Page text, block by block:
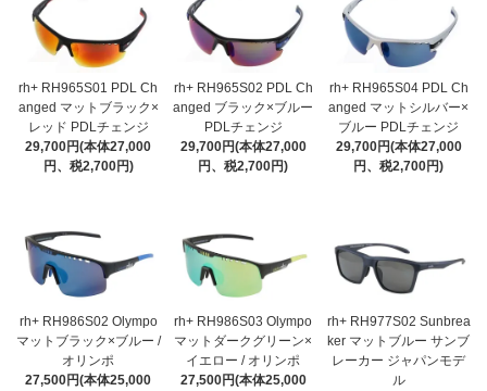
rh+ RH965S01 PDL Ch
anged マットブラック×
レッド PDLチェンジ
29,700円(本体27,000
円、税2,700円)
rh+ RH965S02 PDL Ch
anged ブラック×ブルー
PDLチェンジ
29,700円(本体27,000
円、税2,700円)
rh+ RH965S04 PDL Ch
anged マットシルバー×
ブルー PDLチェンジ
29,700円(本体27,000
円、税2,700円)
rh+ RH986S02 Olympo
マットブラック×ブルー /
オリンポ
27,500円(本体25,000
rh+ RH986S03 Olympo
マットダークグリーン×
イエロー / オリンポ
27,500円(本体25,000
rh+ RH977S02 Sunbrea
ker マットブルー サンブ
レーカー ジャパンモデ
ル